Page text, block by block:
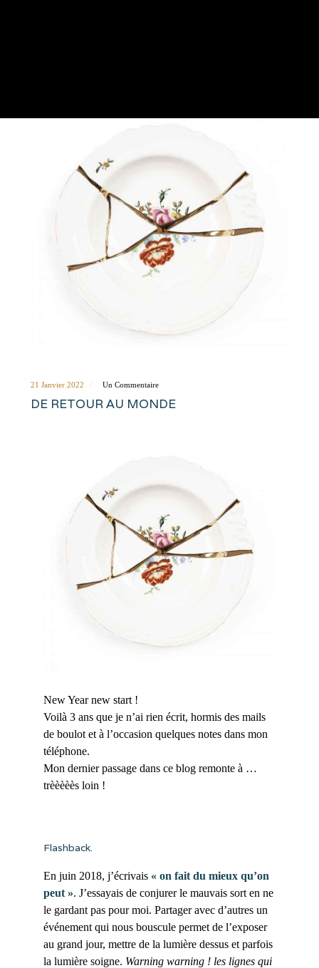
21 Janvier 2022 Un Commentaire
DE RETOUR AU MONDE
New Year new start !
Voilà 3 ans que je n’ai rien écrit, hormis des mails
de boulot et à l’occasion quelques notes dans mon
téléphone.
Mon dernier passage dans ce blog remonte à …
trèèèèès loin !
Flashback.
En juin 2018, j’écrivais « on fait du mieux qu’on
peut ». J’essayais de conjurer le mauvais sort en ne
le gardant pas pour moi. Partager avec d’autres un
événement qui nous bouscule permet de l’exposer
au grand jour, mettre de la lumière dessus et parfois
la lumière soigne. Warning warning ! les lignes qui